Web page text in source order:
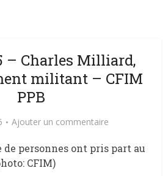
– Charles Milliard,
militant – CFIM
PPB
Ajouter un commentaire
personnes ont pris part au
CFIM)